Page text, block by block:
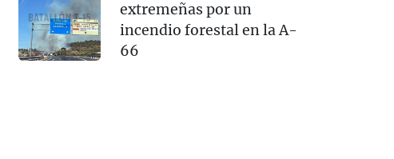
extremeñas por un
incendio forestal en la A-
66